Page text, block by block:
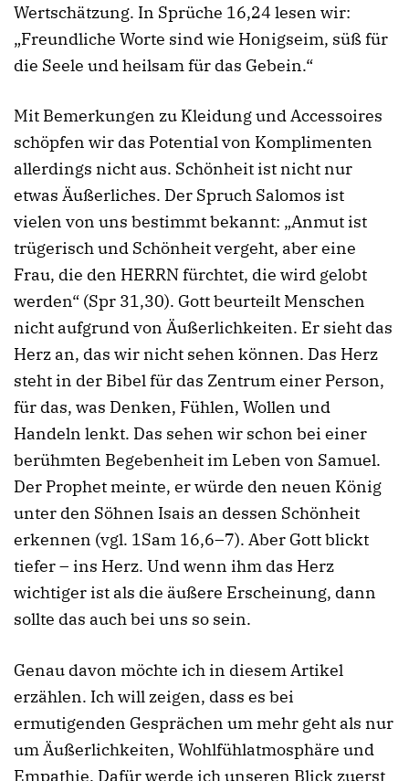
Wertschätzung. In Sprüche 16,24 lesen wir:
„Freundliche Worte sind wie Honigseim, süß für
die Seele und heilsam für das Gebein.“
Mit Bemerkungen zu Kleidung und Accessoires
schöpfen wir das Potential von Komplimenten
allerdings nicht aus. Schönheit ist nicht nur
etwas Äußerliches. Der Spruch Salomos ist
vielen von uns bestimmt bekannt: „Anmut ist
trügerisch und Schönheit vergeht, aber eine
Frau, die den HERRN fürchtet, die wird gelobt
werden“ (Spr 31,30). Gott beurteilt Menschen
nicht aufgrund von Äußerlichkeiten. Er sieht das
Herz an, das wir nicht sehen können. Das Herz
steht in der Bibel für das Zentrum einer Person,
für das, was Denken, Fühlen, Wollen und
Handeln lenkt. Das sehen wir schon bei einer
berühmten Begebenheit im Leben von Samuel.
Der Prophet meinte, er würde den neuen König
unter den Söhnen Isais an dessen Schönheit
erkennen (vgl. 1Sam 16,6–7). Aber Gott blickt
tiefer – ins Herz. Und wenn ihm das Herz
wichtiger ist als die äußere Erscheinung, dann
sollte das auch bei uns so sein.
Genau davon möchte ich in diesem Artikel
erzählen. Ich will zeigen, dass es bei
ermutigenden Gesprächen um mehr geht als nur
um Äußerlichkeiten, Wohlfühlatmosphäre und
Empathie. Dafür werde ich unseren Blick zuerst